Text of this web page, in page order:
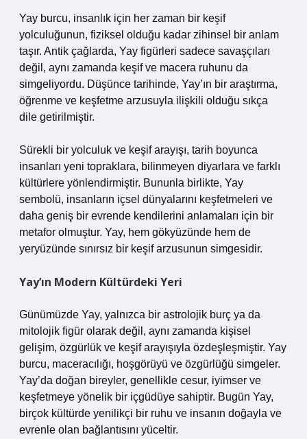
Yay burcu, insanlık için her zaman bir keşif
yolculuğunun, fiziksel olduğu kadar zihinsel bir anlam
taşır. Antik çağlarda, Yay figürleri sadece savaşçıları
değil, aynı zamanda keşif ve macera ruhunu da
simgeliyordu. Düşünce tarihinde, Yay’ın bir araştırma,
öğrenme ve keşfetme arzusuyla ilişkili olduğu sıkça
dile getirilmiştir.
Sürekli bir yolculuk ve keşif arayışı, tarih boyunca
insanları yeni topraklara, bilinmeyen diyarlara ve farklı
kültürlere yönlendirmiştir. Bununla birlikte, Yay
sembolü, insanların içsel dünyalarını keşfetmeleri ve
daha geniş bir evrende kendilerini anlamaları için bir
metafor olmuştur. Yay, hem gökyüzünde hem de
yeryüzünde sınırsız bir keşif arzusunun simgesidir.
Yay’ın Modern Kültürdeki Yeri
Günümüzde Yay, yalnızca bir astrolojik burç ya da
mitolojik figür olarak değil, aynı zamanda kişisel
gelişim, özgürlük ve keşif arayışıyla özdeşleşmiştir. Yay
burcu, maceracılığı, hoşgörüyü ve özgürlüğü simgeler.
Yay’da doğan bireyler, genellikle cesur, iyimser ve
keşfetmeye yönelik bir içgüdüye sahiptir. Bugün Yay,
birçok kültürde yenilikçi bir ruhu ve insanın doğayla ve
evrenle olan bağlantısını yüceltir.